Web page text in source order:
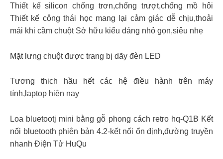
Thiết kế silicon chống trơn,chống trượt,chống mồ hôi
Thiết kế công thái học mang lại cảm giác dễ chịu,thoải
mái khi cầm chuột Sở hữu kiểu dáng nhỏ gọn,siêu nhẹ
Mặt lưng chuột được trang bị dãy đèn LED
Tương thich hầu hết các hệ điều hành trên máy
tính,laptop hiện nay
Loa bluetootj mini bằng gỗ phong cách retro hq-Q1B Kết
nối bluetooth phiên bản 4.2-kết nối ổn định,đường truyền
nhanh Điện Tử HuQu